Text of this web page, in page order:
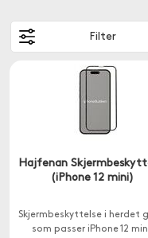
Filter
Hajfenan
(iPhone 12 mini)
Skjermbeskyttelse i herdet
som passer iPhone 12